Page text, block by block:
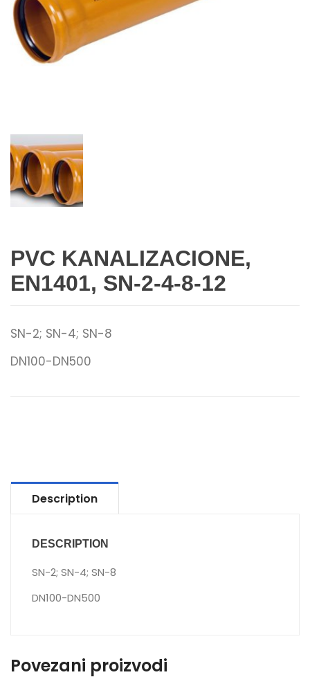
PVC KANALIZACIONE,
EN1401, SN-2-4-8-12
SN-2; SN-4; SN-8
DN100-DN500
Description
DESCRIPTION
SN-2; SN-4; SN-8
DN100-DN500
Povezani proizvodi